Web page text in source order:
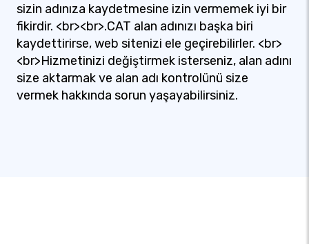
sizin adınıza kaydetmesine izin vermemek iyi bir
fikirdir. <br><br>.CAT alan adınızı başka biri
kaydettirirse, web sitenizi ele geçirebilirler. <br>
<br>Hizmetinizi değiştirmek isterseniz, alan adını
size aktarmak ve alan adı kontrolünü size
vermek hakkında sorun yaşayabilirsiniz.